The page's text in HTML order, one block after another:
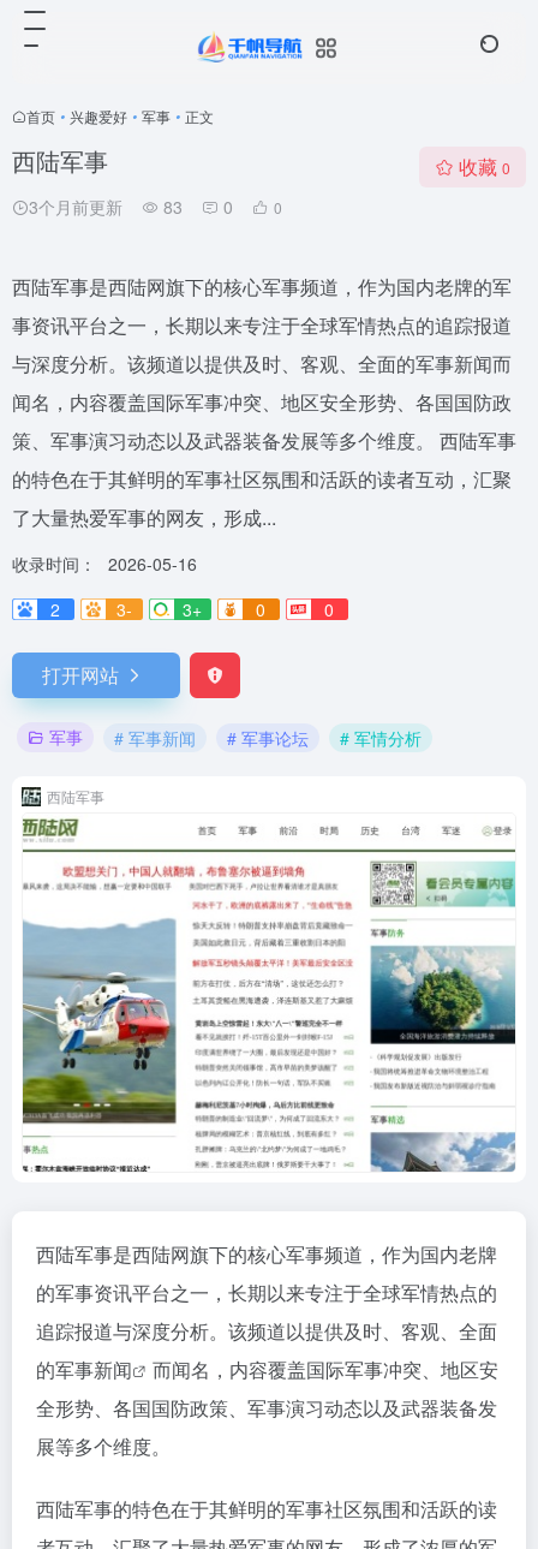
首页 • 兴趣爱好 • 军事 • 正文
西陆军事
3个月前更新 83 0 0
收藏 0
西陆军事是西陆网旗下的核心军事频道，作为国内老牌的军
事资讯平台之一，长期以来专注于全球军情热点的追踪报道
与深度分析。该频道以提供及时、客观、全面的军事新闻而
闻名，内容覆盖国际军事冲突、地区安全形势、各国国防政
策、军事演习动态以及武器装备发展等多个维度。 西陆军事
的特色在于其鲜明的军事社区氛围和活跃的读者互动，汇聚
了大量热爱军事的网友，形成...
收录时间：
2026-05-16
2
3- 3+ 0 0
打开网站
军事 # 军事新闻 # 军事论坛 # 军情分析
西陆军事
西陆军事是西陆网旗下的核心军事频道，作为国内老牌
的军事资讯平台之一，长期以来专注于全球军情热点的
追踪报道与深度分析。该频道以提供及时、客观、全面
的军事新闻
而闻名，内容覆盖国际军事冲突、地区安
全形势、各国国防政策、军事演习动态以及武器装备发
展等多个维度。
西陆军事的特色在于其鲜明的军事社区氛围和活跃的读